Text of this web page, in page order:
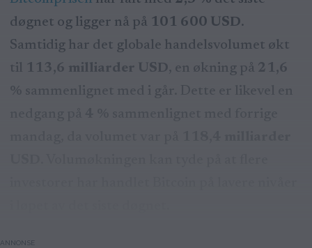
døgnet og ligger nå på 101 600 USD.
Samtidig har det globale handelsvolumet økt
til
113,6 milliarder USD, en økning på 21,6
ANNONSE